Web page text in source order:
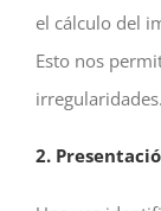
el cálculo del
Esto nos
irregularidades.
2.